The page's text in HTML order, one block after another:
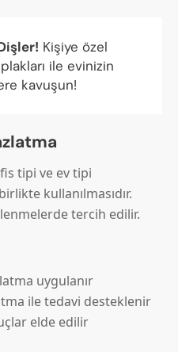
Kişiye özel
ile evinizin
kavuşun!
tipi ve ev tipi
kullanılmasıdır.
tercih edilir.
uygulanır
ile tedavi desteklenir
elde edilir